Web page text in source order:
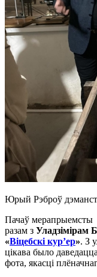
Юрый Рэброў
Пачаў
разам з Уладзімірам
«Віцебскі кур’ер». З
цікава было
фота, якасці